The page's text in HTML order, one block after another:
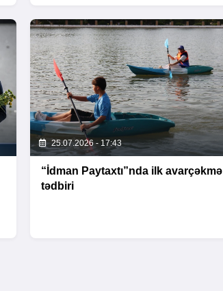
25.07.2026 - 17:43
“İdman Paytaxtı”nda ilk avarçəkmə
tədbiri